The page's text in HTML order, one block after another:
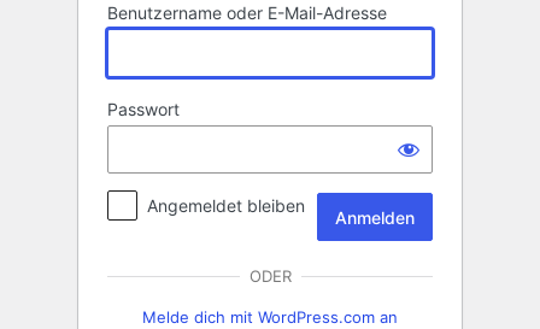
Benutzername oder E-Mail-Adresse
Passwort
Angemeldet bleiben
ODER
Melde dich mit WordPress.com an